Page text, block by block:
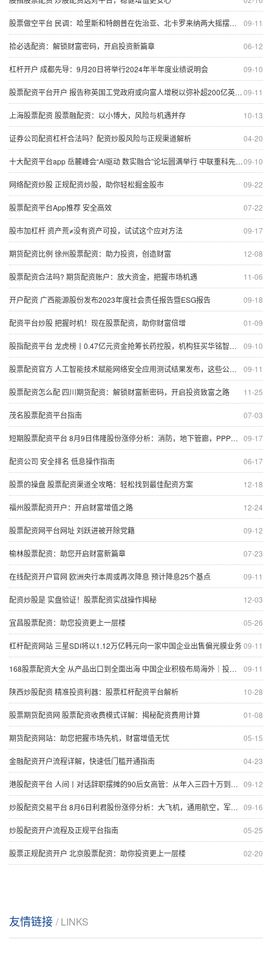
09-11
股票做空平台 民调：哈里斯和特朗普在佐治亚、北卡罗来纳两大摇摆州胜负难分
06-12
拾必选配资：解锁财富密码，开启投资新篇章
09-10
杠杆开户 成都先导：9月20日将举行2024年半年度业绩说明会
09-11
股票配资平台开户 报告称英国工党政府或向富人增税以弥补超200亿英镑财政亏空
10-13
上海股票配资 股票融配资：以小博大，风险与机遇并存
04-20
证券公司配资杠杆合法吗？配资炒股风险与正规渠道解析
09-10
十大配资平台app 岳麓峰会“AI驱动 数实融合”论坛圆满举行 中联重科先进制造+AI科技感十足
09-22
网络配资炒股 正规配资炒股，助你轻松掘金股市
07-22
股票配资平台App推荐 安全高效
09-17
股市加杠杆 资产荒≠没有资产可投，试试这个应对方法
12-08
期货配资比例 徐州股票配资：助力投资，创造财富
11-06
股票配资合法吗? 期货配资账户：放大资金，把握市场机遇
09-18
开户配资 广西能源股份发布2023年度社会责任报告暨ESG报告
01-09
配资平台炒股 把握时机！现在股票配资，助你财富倍增
09-10
股指配资平台 龙虎榜丨0.47亿元资金抢筹长药控股，机构狂买华铭智能（名单）
09-11
股票配资官方 人工智能技术赋能网络安全应用测试结果发布，这些公司上榜｜网安周
11-25
股票配资怎么配 四川期货配资：解锁财富新密码，开启投资致富之路
07-03
茂名股票配资平台指南
09-17
短期股票配资平台 8月9日伟隆股份涨停分析：消防，地下管廊，PPP概念热股
06-17
配资公司 安全排名 低息操作指南
12-18
股票的操盘 股票配资渠道全攻略：轻松找到最佳配资方案
12-24
福州股票配资开户：开启财富增值之路
09-12
股票配资网平台网址 刘跃进被开除党籍
07-23
榆林股票配资：助您开启财富新篇章
09-11
在线配资开户官网 欧洲央行本周或再次降息 预计降息25个基点
12-03
配资炒股是 实盘验证！股票配资实战操作揭秘
05-26
宜昌股票配资：助您投资更上一层楼
09-11
杠杆配资网站 三星SDI将以1.12万亿韩元向一家中国企业出售偏光膜业务
09-11
168股票配资大全 从产品出口到全面出海 中国企业积极布局海外｜投洽会系列报道
10-28
陕西炒股配资 精准投资利器：股票杠杆配资平台解析
01-08
股票期货配资网 股票配资收费模式详解：揭秘配资费用计算
05-15
期货配资网站：助您把握市场先机，财富增值无忧
04-23
金融配资开户流程详解，快速低门槛开通指南
09-12
港股配资平台 人间丨对话辞职摆摊的90后女高管：从年入三四十万到日销售四千元
09-16
炒股配资交易平台 8月6日利君股份涨停分析：大飞机，通用航空，军工概念热股
05-25
炒股配资开户流程及正规平台指南
02-20
股票正规配资开户 北京股票配资：助你投资更上一层楼
友情链接 / LINKS